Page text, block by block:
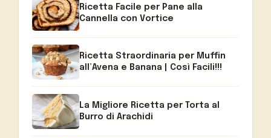
Ricetta Facile per Pane alla
Cannella con Vortice
Ricetta Straordinaria per Muffin
all’Avena e Banana | Così Facili!!!
La Migliore Ricetta per Torta al
Burro di Arachidi